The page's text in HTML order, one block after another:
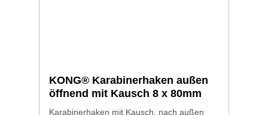
KONG® Karabinerhaken außen
öffnend mit Kausch 8 x 80mm
Karabinerhaken mit Kausch, nach außen